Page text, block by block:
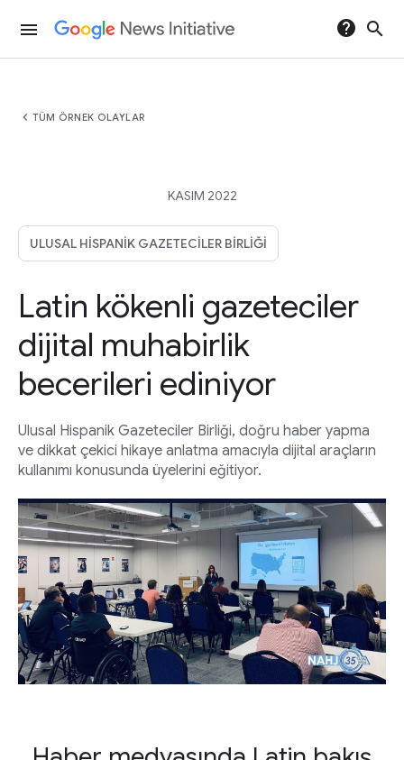
menu help search
chevron_left TÜM ÖRNEK OLAYLAR
KASIM 2022
ULUSAL HISPANIK GAZETECILER BIRLIĞI
Latin kökenli gazeteciler
dijital muhabirlik
becerileri ediniyor
Ulusal Hispanik Gazeteciler Birliği, doğru haber yapma
ve dikkat çekici hikaye anlatma amacıyla dijital araçların
kullanımı konusunda üyelerini eğitiyor.